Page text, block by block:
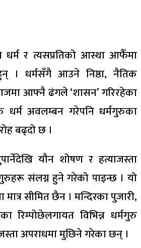
धर्म र त्यसप्रतिको आस्था आफैँमा
। धर्मसँगै आउने निष्ठा, नैतिक
आफ्नै ढंगले ‘शासन’ गरिरहेका
अवलम्बन गरेपनि धर्मगुरुका
बढ्दो छ ।
यौन शोषण र हत्याजस्ता
संलग्न हुने गरेको पाइन्छ । यो
सीमित छैन । मन्दिरका पुजारी,
रिम्पोछेलगायत विभिन्न धर्मगुरु
अपराधमा मुछिने गरेका छन् ।